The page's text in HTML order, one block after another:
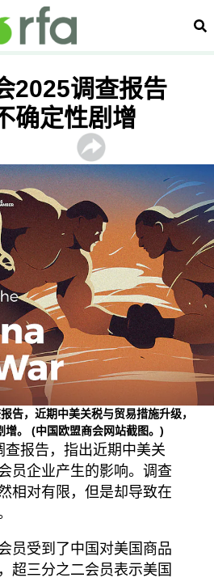
搜
2025调查报告
确定性剧增
告，近期中美关税与贸易措施升级，
增。(中国欧盟商会网站截图。)
报告，指出近期中美关
员企业产生的影响。调查
相对有限，但是却导致在
员受到了中国对美国商品
超三分之二会员表示美国